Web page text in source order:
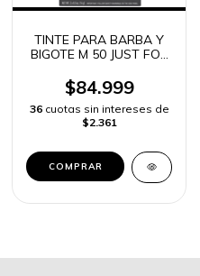
TINTE PARA BARBA Y
BIGOTE M 50 JUST FOR
$84.999
36 cuotas sin intereses de
$2.361
COMPRAR